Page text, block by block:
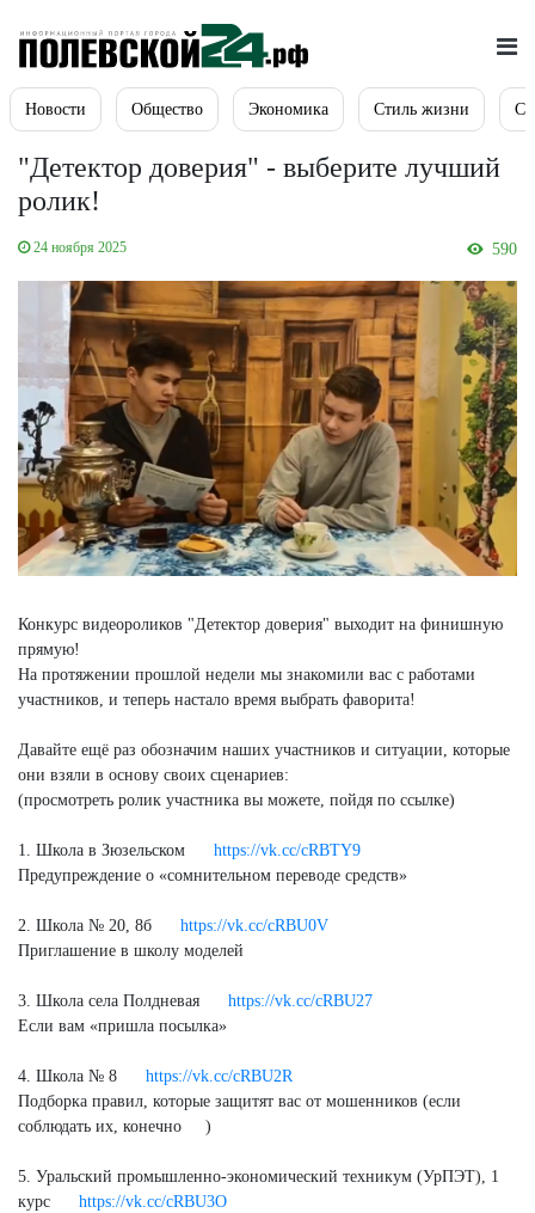
Новости Общество Экономика Стиль жизни
"Детектор доверия" - выберите лучший
ролик!
24 ноября 2025 590
Конкурс видеороликов "Детектор доверия" выходит на финишную
прямую!
На протяжении прошлой недели мы знакомили вас с работами
участников, и теперь настало время выбрать фаворита!
Давайте ещё раз обозначим наших участников и ситуации, которые
они взяли в основу своих сценариев:
(просмотреть ролик участника вы можете, пойдя по ссылке)
1. Школа в Зюзельском
https://vk.cc/cRBTY9
Предупреждение о «сомнительном переводе средств»
2. Школа № 20, 8б
https://vk.cc/cRBU0V
Приглашение в школу моделей
3. Школа села Полдневая
https://vk.cc/cRBU27
Если вам «пришла посылка»
4. Школа № 8
https://vk.cc/cRBU2R
Подборка правил, которые защитят вас от мошенников (если
соблюдать их, конечно
)
5. Уральский промышленно-экономический техникум (УрПЭТ), 1
курс
https://vk.cc/cRBU3O